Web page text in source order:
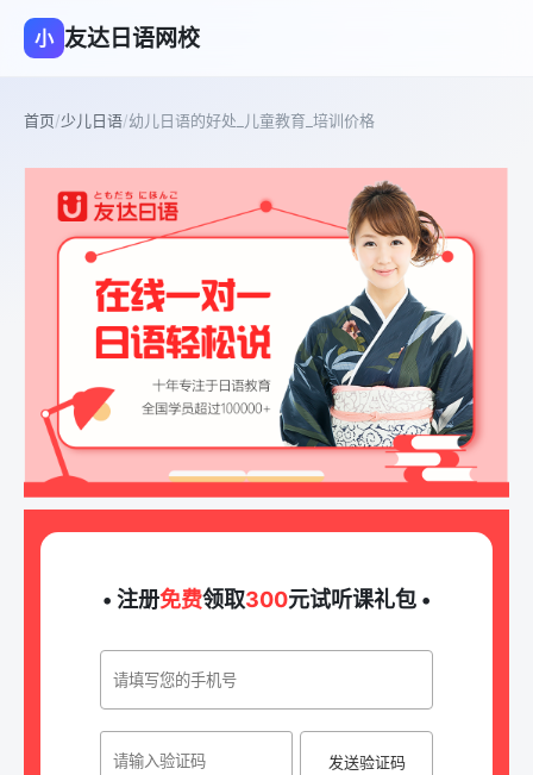
小 友达日语网校
首页/少儿日语/幼儿日语的好处_儿童教育_培训价格
• 注册免费领取300元试听课礼包 •
发送验证码